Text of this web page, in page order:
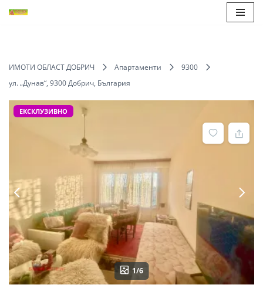
съдържанието
ИМОТИ ОБЛАСТ ДОБРИЧ Апартаменти
9300
ул. „Дунав“, 9300 Добрич, България
ЕКСКЛУЗИВНО
1/6